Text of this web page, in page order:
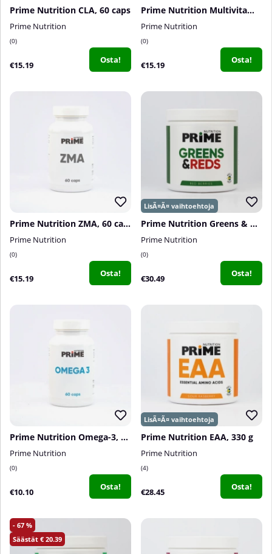
Prime Nutrition CLA, 60 caps
Prime Nutrition
0
€15.19 Osta!
Prime Nutrition Multivitamin, 60 tabs
Prime Nutrition
0
€15.19 Osta!
Prime Nutrition ZMA, 60 caps
Prime Nutrition
0
€15.19 Osta!
Prime Nutrition Greens & Reds, 300 g
Prime Nutrition
0
€30.49 Osta!
Prime Nutrition Omega-3, 60 caps
Prime Nutrition
0
€10.10 Osta!
Prime Nutrition EAA, 330 g
Prime Nutrition
4
€28.45 Osta!
67
20.39